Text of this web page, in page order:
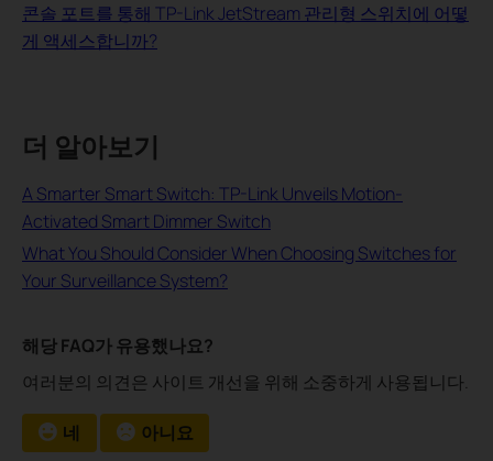
콘솔 포트를 통해 TP-Link JetStream 관리형 스위치에 어떻
게 액세스합니까?
더 알아보기
A Smarter Smart Switch: TP-Link Unveils Motion-
Activated Smart Dimmer Switch
What You Should Consider When Choosing Switches for
Your Surveillance System?
해당 FAQ가 유용했나요?
여러분의 의견은 사이트 개선을 위해 소중하게 사용됩니다.
네 아니요